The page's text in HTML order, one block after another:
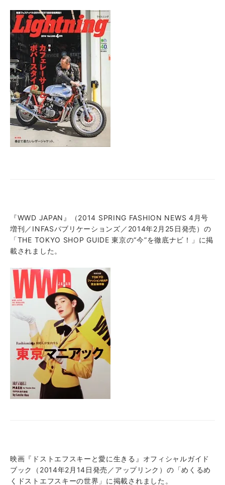
『WWD JAPAN』（2014 SPRING FASHION NEWS 4月号
増刊／INFASパブリケーションズ／2014年2月25日発売）の
「THE TOKYO SHOP GUIDE 東京の“今”を徹底ナビ！」に掲
載されました。
映画『ドストエフスキーと愛に生きる』オフィシャルガイド
ブック（2014年2月14日発売／アップリンク）の「めくるめ
くドストエフスキーの世界」に掲載されました。